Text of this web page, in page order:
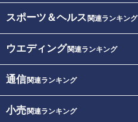
スポーツ＆ヘルス 関連ランキング
ウエディング関連ランキング
通信関連ランキング
小売関連ランキング